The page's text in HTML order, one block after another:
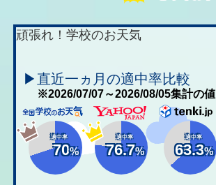
頑張れ！学校のお天気
▶直近一ヵ月の適中率比較
※2026/07/07～2026/08/05集計の値
適中率
70%
適中率
76.7%
適中率
63.3%